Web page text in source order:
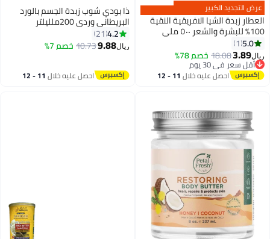
عرض التجديد الكبير
العطار زبدة الشيا الافريقية النقية
100% للبشرة والشعر ٥٠٠ ملي
5.0
1
ريال3.89
18.08خصم 78%
أقل سعر في 30 يوم
أقل سعر في 30 يوماحصل عليه خلال 11 - 12
ذا بودي شوب زبدة الجسم بالورد
البريطاني وردي 200ملليلتر
4.2
21
ريال9.88
10.73خصم 7%
احصل عليه خلال 11 - 12